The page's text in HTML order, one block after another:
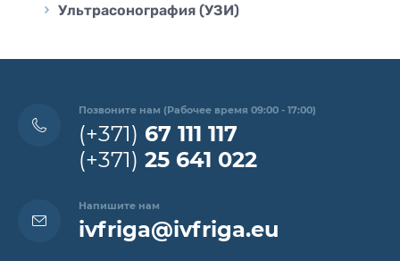
Ультрасонография (УЗИ)
Позвоните нам (Рабочее время 09:00 - 17:00)
(+371) 67 111 117
(+371) 25 641 022
Напишите нам
ivfriga@ivfriga.eu